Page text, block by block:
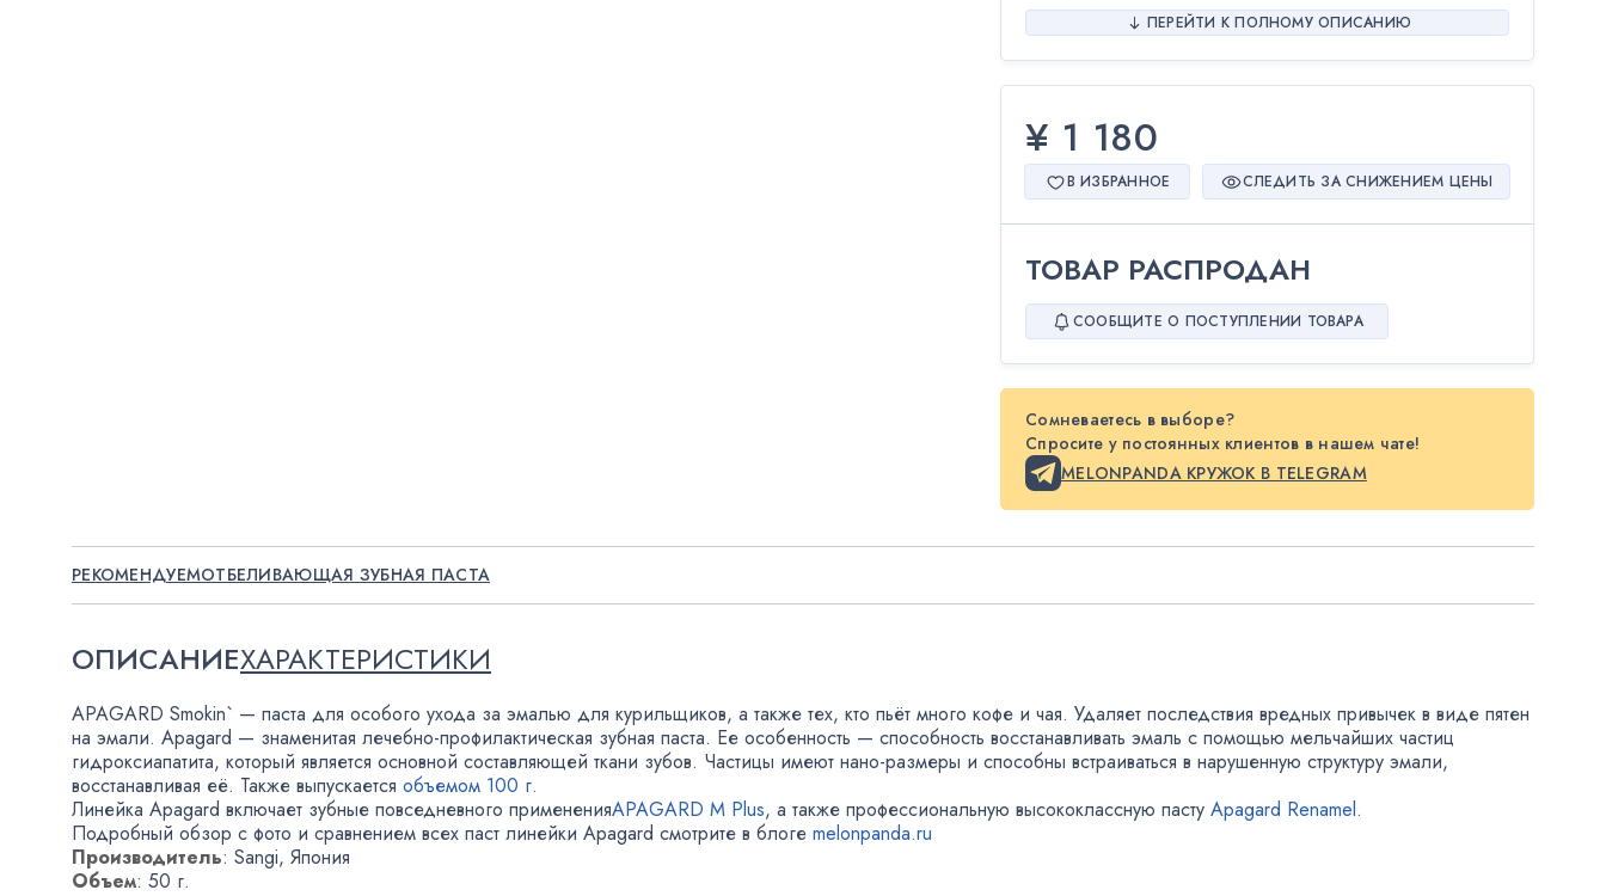
ПЕРЕЙТИ К ПОЛНОМУ ОПИСАНИЮ
¥ 1 180
В ИЗБРАННОЕ СЛЕДИТЬ ЗА СНИЖЕНИЕМ ЦЕНЫ
ТОВАР РАСПРОДАН
СООБЩИТЕ О ПОСТУПЛЕНИИ ТОВАРА
Сомневаетесь в выборе?
Спросите у постоянных клиентов в нашем чате!
MELONPANDA КРУЖОК В TELEGRAM
РЕКОМЕНДУЕМОТБЕЛИВАЮЩАЯ ЗУБНАЯ ПАСТА
ОПИСАНИЕХАРАКТЕРИСТИКИ
APAGARD Smokin` — паста для особого ухода за эмалью для курильщиков, а также тех, кто пьёт много кофе и чая. Удаляет последствия вредных привычек в виде пятен
на эмали. Apagard — знаменитая лечебно-профилактическая зубная паста. Ее особенность — способность восстанавливать эмаль с помощью мельчайших частиц
гидроксиапатита, который является основной составляющей ткани зубов. Частицы имеют нано-размеры и способны встраиваться в нарушенную структуру эмали,
восстанавливая её. Также выпускается объемом 100 г.
Линейка Apagard включает зубные повседневного примененияAPAGARD M Plus, а также профессиональную высококлассную пасту Apagard Renamel.
Подробный обзор с фото и сравнением всех паст линейки Apagard смотрите в блоге melonpanda.ru
Производитель: Sangi, Япония
Объем: 50 г.